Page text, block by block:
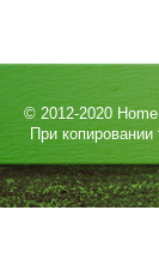
© 2012-2020
При